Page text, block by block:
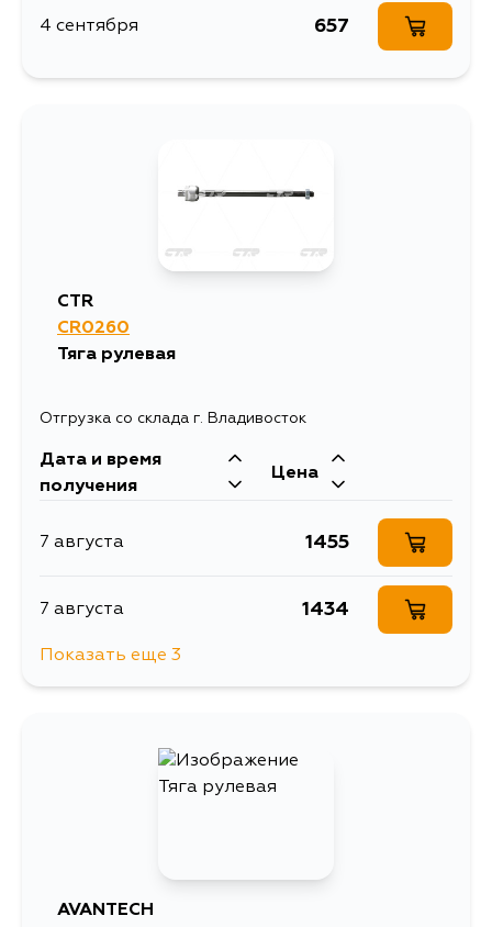
4 сентября 657
CTR
CR0260
Тяга рулевая
Отгрузка со склада г. Владивосток
Дата и время
получения
Цена
7 августа 1455
7 августа 1434
Показать еще 3
AVANTECH